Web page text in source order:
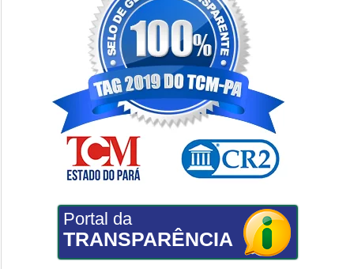
Portal da
TRANSPARÊNCIA